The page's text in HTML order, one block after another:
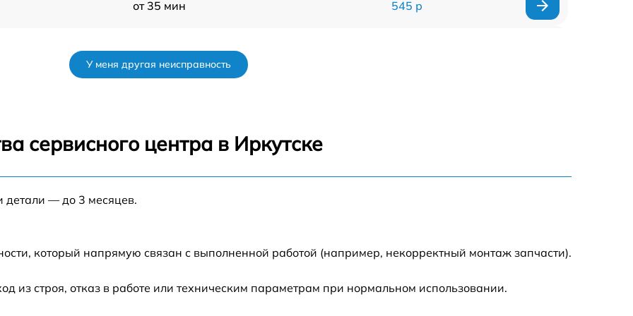
от 35 мин 545 р
от 35 мин
У меня другая неисправность
сервисного центра в Иркутске
детали — до 3 месяцев.
который напрямую связан с выполненной работой (например, некорректный монтаж запчасти).
строя, отказ в работе или техническим параметрам при нормальном использовании.